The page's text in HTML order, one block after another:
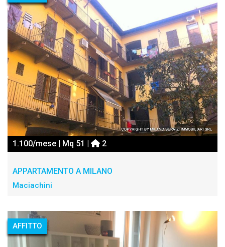
1.100/mese | Mq 51 | 2
APPARTAMENTO A MILANO
Maciachini
AFFITTO